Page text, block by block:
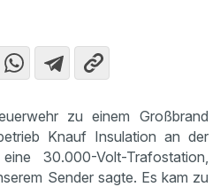
zu einem Großbrand
Knauf Insulation an der
30.000-Volt-Trafostation,
Sender sagte. Es kam zu